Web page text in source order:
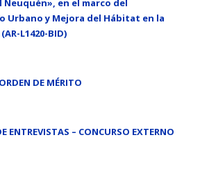
en el marco del
Urbano y Mejora del Hábitat en la
L1420-BID)
DE MÉRITO
ENTREVISTAS – CONCURSO EXTERNO